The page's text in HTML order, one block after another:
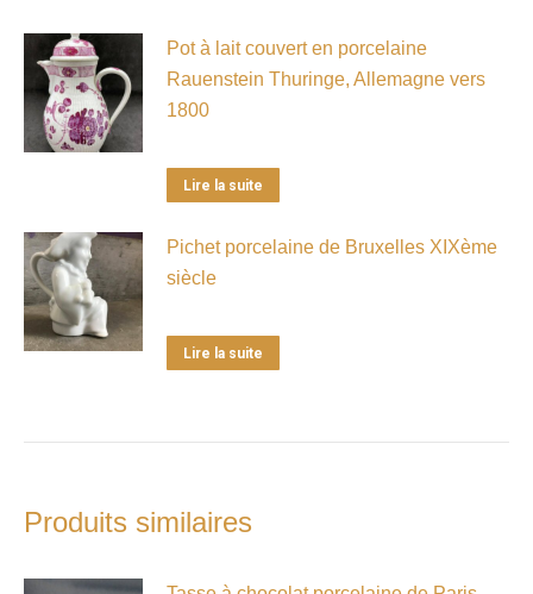
Pot à lait couvert en porcelaine
Rauenstein Thuringe, Allemagne vers
1800
Lire la suite
Pichet porcelaine de Bruxelles XIXème
siècle
Lire la suite
Produits similaires